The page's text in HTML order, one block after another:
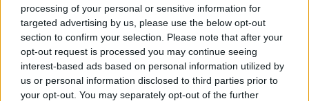
processing of your personal or sensitive information for
targeted advertising by us, please use the below opt-out
section to confirm your selection. Please note that after your
opt-out request is processed you may continue seeing
interest-based ads based on personal information utilized by
us or personal information disclosed to third parties prior to
your opt-out. You may separately opt-out of the further
⇑
Paroles + Traduction Téléchargement
Vidéos
Commentaires